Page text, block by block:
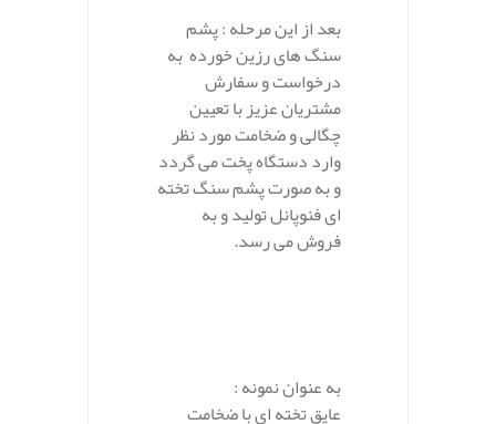
بعد از این مرحله : پشم
سنگ های رزین خورده به
درخواست و سفارش
مشتریان عزیز با تعیین
چگالی و ضخامت مورد نظر
وارد دستگاه پخت می گردد
و به صورت پشم سنگ تخته
ای فنوپانل تولید و به
فروش می رسد.
به عنوان نمونه :
عایق تخته ای با ضخامت